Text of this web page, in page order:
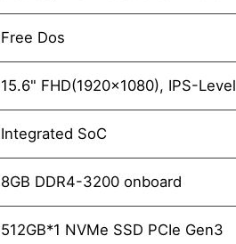
Free Dos
15.6" FHD(1920x1080), IPS-Level
Integrated SoC
8GB DDR4-3200 onboard
512GB*1 NVMe SSD PCIe Gen3